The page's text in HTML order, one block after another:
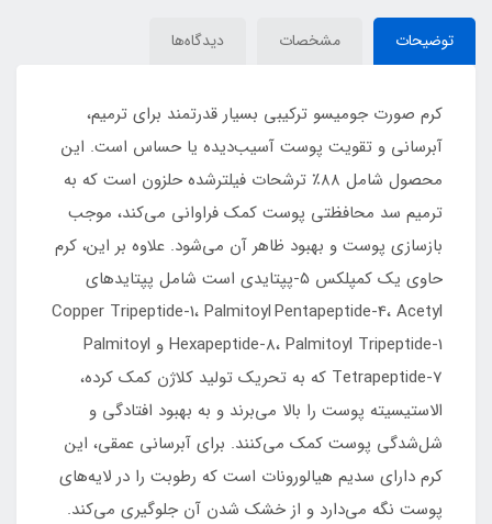
توضیحات مشخصات دیدگاه‌ها
کرم صورت جومیسو ترکیبی بسیار قدرتمند برای ترمیم،
آبرسانی و تقویت پوست آسیب‌دیده یا حساس است. این
محصول شامل ۸۸٪ ترشحات فیلترشده حلزون است که به
ترمیم سد محافظتی پوست کمک فراوانی می‌کند، موجب
بازسازی پوست و بهبود ظاهر آن می‌شود. علاوه بر این، کرم
حاوی یک کمپلکس ۵-پپتایدی است شامل پپتایدهای
Copper Tripeptide-1، Palmitoyl Pentapeptide-4، Acetyl
Hexapeptide-8، Palmitoyl Tripeptide-1 و Palmitoyl
Tetrapeptide-7 که به تحریک تولید کلاژن کمک کرده،
الاستیسیته پوست را بالا می‌برند و به بهبود افتادگی و
شل‌شدگی پوست کمک می‌کنند. برای آبرسانی عمقی، این
کرم دارای سدیم هیالورونات است که رطوبت را در لایه‌های
پوست نگه می‌دارد و از خشک شدن آن جلوگیری می‌کند.